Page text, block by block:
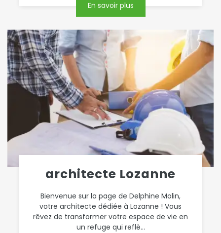
En savoir plus
architecte Lozanne
Bienvenue sur la page de Delphine Molin,
votre architecte dédiée à Lozanne ! Vous
rêvez de transformer votre espace de vie en
un refuge qui reflè...